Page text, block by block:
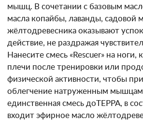
мышц. В сочетании с базовым
масла копайбы, лаванды, садовой
жёлтодревесника оказывают
действие, не раздражая
Нанесите смесь «Rescuer» на ноги,
плечи после тренировки или
физической активности, чтобы
облегчение натруженным мышцам.
единственная смесь доТЕРРА, в
входит эфирное масло